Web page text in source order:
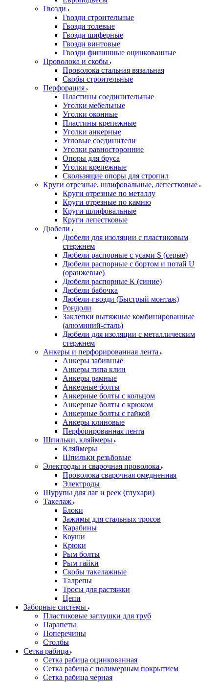
Гвозди
Гвозди строительные
Гвозди толевые
Гвозди шиферные
Гвозди винтовые
Гвозди финишные оцинкованные
Проволока и скобы
Проволока стальная вязальная
Скобы строительные
Перфорация
Пластины соединительные
Уголки мебельные
Уголки оконные
Пластины крепежные
Уголки анкерные
Угловые соединители
Уголки равносторонние
Опоры для бруса
Уголки крепежные
Скользящие опоры для стропил
Круги отрезные, шлифовальные, лепестковые
Круги отрезные по металлу
Круги отрезные по камню
Круги шлифовальные
Круги лепестковые
Дюбели
Дюбели для изоляции с пластиковым
стержнем
Дюбели распорные с усами S (серые)
Дюбели распорные c бортом и потай U
(оранжевые)
Дюбели распорные К (синие)
Дюбели бабочка
Дюбели-гвозди (Быстрый монтаж)
Рондоли
Заклепки вытяжные комбинированные
(алюминий-сталь)
Дюбели для изоляции с металлическим
стержнем
Анкеры и перфорированная лента
Анкеры забивные
Анкеры типа клин
Анкеры рамные
Анкерные болты
Анкерные болты с кольцом
Анкерные болты с крюком
Анкерные болты с гайкой
Анкеры клиновые
Перфорированная лента
Шпильки, кляймеры
Кляймеры
Шпильки резьбовые
Электроды и сварочная проволока
Проволока сварочная омедненная
Электроды
Шурупы для лаг и реек (глухари)
Такелаж
Блоки
Зажимы для стальных тросов
Карабины
Коуши
Крюки
Рым болты
Рым гайки
Скобы такелажные
Талрепы
Тросы для растяжки
Цепи
Заборные системы
Пластиковые заглушки для труб
Парапеты
Поперечины
Столбы
Сетка рабица
Сетка рабица оцинкованная
Сетка рабица с полимерным покрытием
Сетка рабица черная